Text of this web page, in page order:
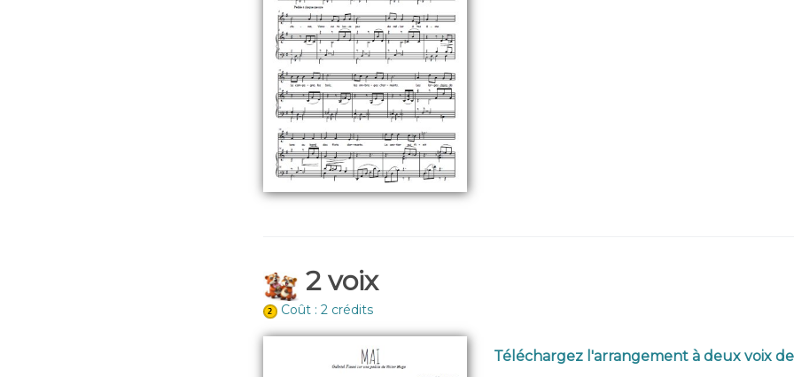
2 voix
Coût : 2 crédits
Téléchargez l'arrangement à deux voix